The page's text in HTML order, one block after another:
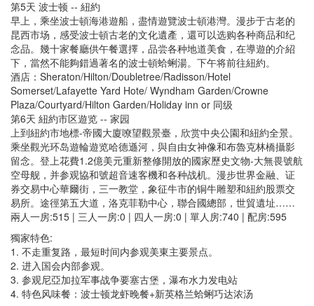
第5天 波士顿 -- 紐約
早上，乘坐波士頓海港遊船，盡情遊覽波士頓港灣。漫步于古老的
昆西市场，感受波士頓古老的文化遺產，還可以选购各种商品和纪
念品。幾十家餐廳供午餐選擇，品尝各种地道美食，在導遊的介紹
下，當然不能夠錯過著名的波士頓蛤蜊湯。下午将前往紐約。
酒店：Sheraton/Hilton/Doubletree/Radisson/Hotel
Somerset/Lafayette Yard Hote/ Wyndham Garden/Crowne
Plaza/Courtyard/Hilton Garden/Holiday inn or 同级
第6天 紐約市区遊览 -- 家园
上到紐約市地標-帝國大廈嘹望觀景臺，欣赏中央公園和紐約全景。
乘坐觀光环岛遊輪遊览哈德遜河，與自由女神像和布魯克林橋攝影
留念。登上花費1.2億美元重新整修開放的國家歷史文物-大無畏號航
空母舰，并参观協和號超音速客機和各种战机。漫步世界金融、证
券交易中心華爾街，三一教堂，象征牛市的铜牛雕塑和紐約股票交
易所。途徑第五大道，洛克菲勒中心，聯合國總部，世貿遺址……
兩人一房:515 | 三人一房:0 | 四人一房:0 | 單人房:740 | 配房:595
獨家特色:
1. 不走重复路，最短时间内参观美東主要景点。
2. 进入国会内部参观。
3. 参观尼亞加拉军事战争要塞古堡，瀑布水力发电站
4. 特色风味餐：波士顿龙虾晚餐+新英格兰蛤蜊巧达浓汤